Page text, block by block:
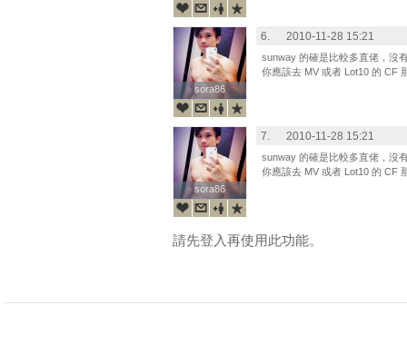
sora86
sora86
6. 2010-11-28 15:21
sunway 的確是比較多直佬，沒
你應該去 MV 或者 Lot10 的 CF
sora86
sora86
7. 2010-11-28 15:21
sunway 的確是比較多直佬，沒
你應該去 MV 或者 Lot10 的 CF
請先登入再使用此功能。